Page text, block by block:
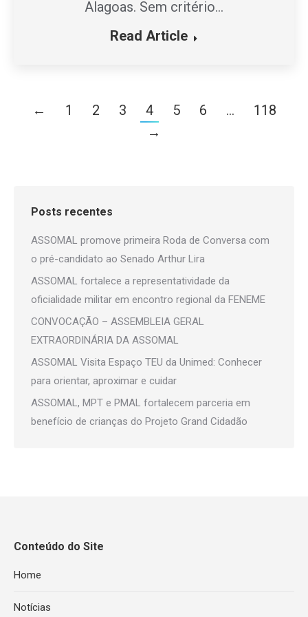
Alagoas. Sem critério…
Read Article
← 1 2 3 4 5 6 …
118
→
Posts recentes
ASSOMAL promove primeira Roda de Conversa com
o pré-candidato ao Senado Arthur Lira
ASSOMAL fortalece a representatividade da
oficialidade militar em encontro regional da FENEME
CONVOCAÇÃO – ASSEMBLEIA GERAL
EXTRAORDINÁRIA DA ASSOMAL
ASSOMAL Visita Espaço TEU da Unimed: Conhecer
para orientar, aproximar e cuidar
ASSOMAL, MPT e PMAL fortalecem parceria em
benefício de crianças do Projeto Grand Cidadão
Conteúdo do Site
Home
Notícias